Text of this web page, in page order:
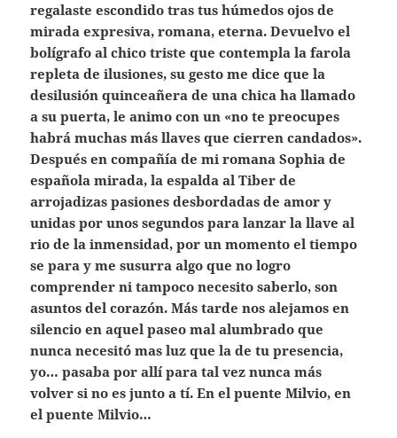
regalaste escondido tras tus húmedos ojos de
mirada expresiva, romana, eterna. Devuelvo el
bolígrafo al chico triste que contempla la farola
repleta de ilusiones, su gesto me dice que la
desilusión quinceañera de una chica ha llamado
a su puerta, le animo con un «no te preocupes
habrá muchas más llaves que cierren candados».
Después en compañía de mi romana Sophia de
española mirada, la espalda al Tiber de
arrojadizas pasiones desbordadas de amor y
unidas por unos segundos para lanzar la llave al
rio de la inmensidad, por un momento el tiempo
se para y me susurra algo que no logro
comprender ni tampoco necesito saberlo, son
asuntos del corazón. Más tarde nos alejamos en
silencio en aquel paseo mal alumbrado que
nunca necesitó mas luz que la de tu presencia,
yo… pasaba por allí para tal vez nunca más
volver si no es junto a tí. En el puente Milvio, en
el puente Milvio…